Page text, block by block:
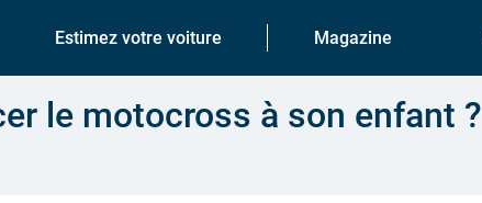
Estimez votre voiture Magazine
le motocross à son enfant ?